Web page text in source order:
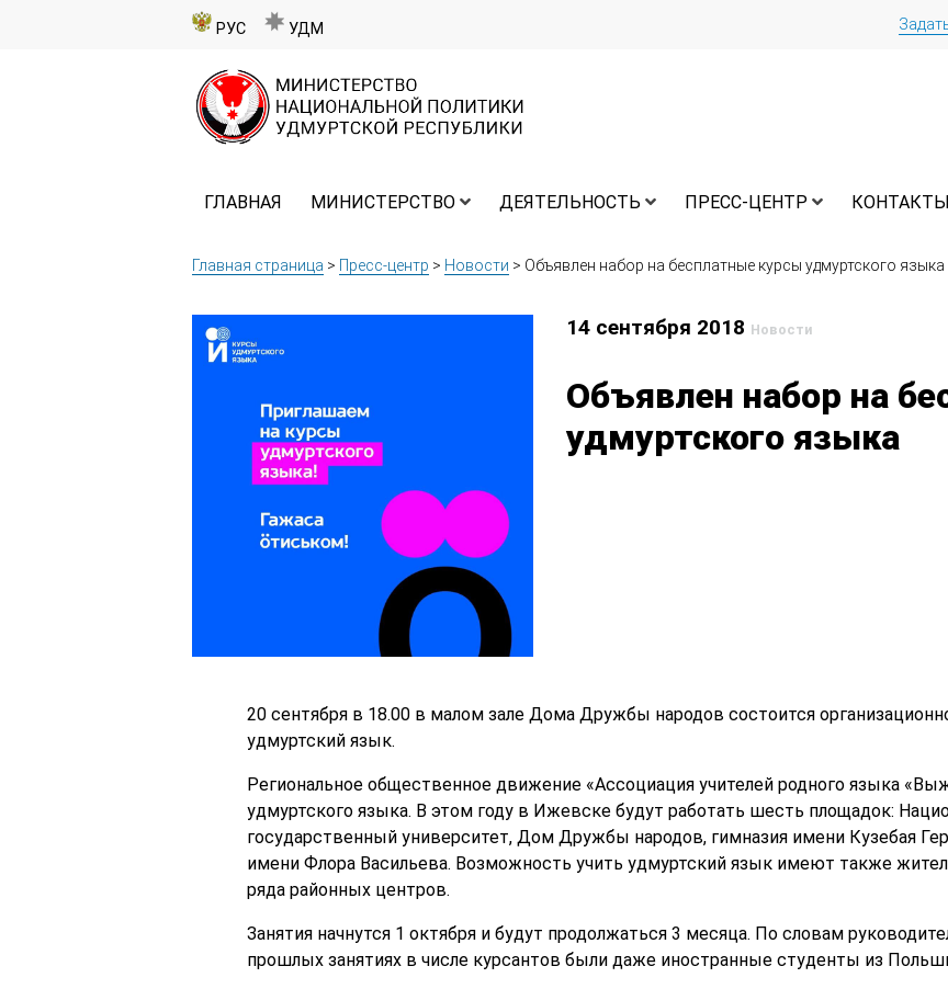
РУС УДМ
ГЛАВНАЯ МИНИСТЕРСТВО ДЕЯТЕЛЬНОСТЬ ПРЕСС-ЦЕНТР КОНТАКТЫ
Главная страница > Пресс-центр > Новости > Объявлен набор на бесплатные курсы удмуртского языка
14 сентября 2018 Новости
Объявлен набор на
удмуртского языка
20 сентября в 18.00 в малом зале Дома Дружбы народов состоится
удмуртский язык.
Региональное общественное движение «Ассоциация учителей родного языка
удмуртского языка. В этом году в Ижевске будут работать шесть площадок:
государственный университет, Дом Дружбы народов, гимназия имени Кузебая
имени Флора Васильева. Возможность учить удмуртский язык имеют также
ряда районных центров.
Занятия начнутся 1 октября и будут продолжаться 3 месяца. По словам
прошлых занятиях в числе курсантов были даже иностранные студенты из